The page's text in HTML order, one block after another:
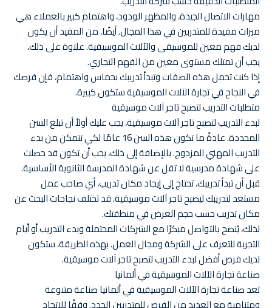
مهارات الاتصال الجيدة، والمظهر الودود، واهتمام كبير بالعملاء هي
ميزات مفيدة للمتدربين في هذا المجال. أيضًا، من المفيد أن يكون
لديك فهم معين للموسيقى والآلات الموسيقية. علاوة على ذلك،
يجب أن تمتلك مستوى معين من الفهم التجاري.
إذا كنت تحمل هذه الصفات وتبدأ تدريبك بحماس واهتمام، فإن فرصك
في النجاح في تجارة الآلات الموسيقية ستكون كبيرة.
متطلبات التدريب لتصبح تاجر آلات موسيقية
لبدء التدريب لتصبح تاجر آلات موسيقية، يجب عليك أولاً أن تبلغ السن
المحددة. عادةً ما تكون هذه السن 16 عامًا لكي تتمكن من بدء
التدريب المهني المزدوج. بالإضافة إلى ذلك، يجب أن تكون قد حصلت
على شهادة مدرسية لا تقل عن شهادة المدرسة الثانوية الأساسية.
قبل أن تبدأ تدريبك، تحتاج إلى إيجاد مكان تدريب، أي صاحب عمل
مستعد لتدريبك ليصبح تاجر آلات موسيقية. قد تختلف نجاحات البحث عن
مكان تدريب حسب حجم العرض في منطقتك.
لذلك، يُنصح بالتواصل مبكرًا مع الشركات المحتملة وبدء التدريب أو أيام
التجربة للتعرف على الشركة ومجال العمل. بهذه الطريقة، ستكون
لديك فرص أفضل لبدء التدريب لتصبح تاجر آلات موسيقية.
صناعة تجارة الآلات الموسيقية في ألمانيا
تعد صناعة تجارة الآلات الموسيقية في ألمانيا صناعة متنوعة
ومتنامية مع العديد من الفرص للمتدربين الجدد. وفقًا للاتحاد